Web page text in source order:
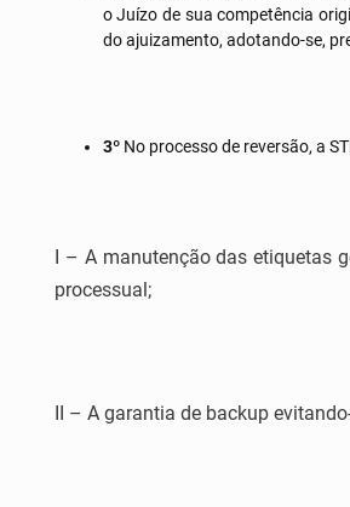
o Juízo de sua competência
do ajuizamento, adotando-se,
3º No processo de reversão, a
I – A manutenção das etiquetas
processual;
II – A garantia de backup